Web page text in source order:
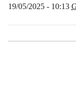
19/05/2025 - 10:13